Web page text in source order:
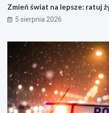
Zmień świat na lepsze: ratuj
5 sierpnia 2026